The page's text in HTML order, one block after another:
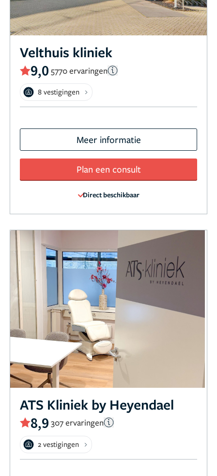
Velthuis kliniek
9,0 5770 ervaringen
8 vestigingen
Meer informatie
Plan een consult
Direct beschikbaar
ATS Kliniek by Heyendael
8,9 307 ervaringen
2 vestigingen